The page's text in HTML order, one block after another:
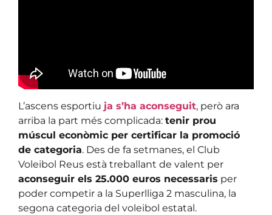
L’ascens esportiu ja s’ha aconseguit, però ara
arriba la part més complicada: tenir prou
múscul econòmic per certificar la promoció
de categoria. Des de fa setmanes, el Club
Voleibol Reus està treballant de valent per
aconseguir els 25.000 euros necessaris per
poder competir a la Superlliga 2 masculina, la
segona categoria del voleibol estatal.